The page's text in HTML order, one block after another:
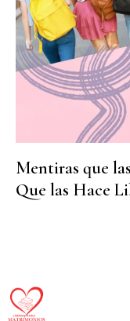
Mentiras que
Que las Hace